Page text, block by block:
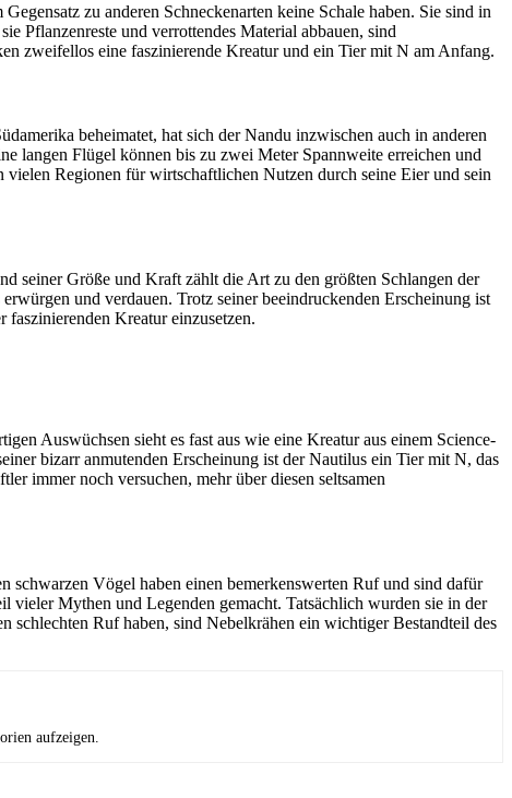
zu anderen Schneckenarten keine Schale haben. Sie sind in
Pflanzenreste und verrottendes Material abbauen, sind
zweifellos eine faszinierende Kreatur und ein Tier mit N am Anfang.
beheimatet, hat sich der Nandu inzwischen auch in anderen
langen Flügel können bis zu zwei Meter Spannweite erreichen und
Regionen für wirtschaftlichen Nutzen durch seine Eier und sein
seiner Größe und Kraft zählt die Art zu den größten Schlangen der
und verdauen. Trotz seiner beeindruckenden Erscheinung ist
Kreatur einzusetzen.
Auswüchsen sieht es fast aus wie eine Kreatur aus einem Science-
bizarr anmutenden Erscheinung ist der Nautilus ein Tier mit N, das
immer noch versuchen, mehr über diesen seltsamen
schwarzen Vögel haben einen bemerkenswerten Ruf und sind dafür
vieler Mythen und Legenden gemacht. Tatsächlich wurden sie in der
schlechten Ruf haben, sind Nebelkrähen ein wichtiger Bestandteil des
aufzeigen.